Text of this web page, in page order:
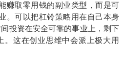
取零用钱的副业类型，而是可
。可以把杠铃策略用在自己本身
投资在安全可靠的事业上，剩下
。这在创业思维中会派上极大用